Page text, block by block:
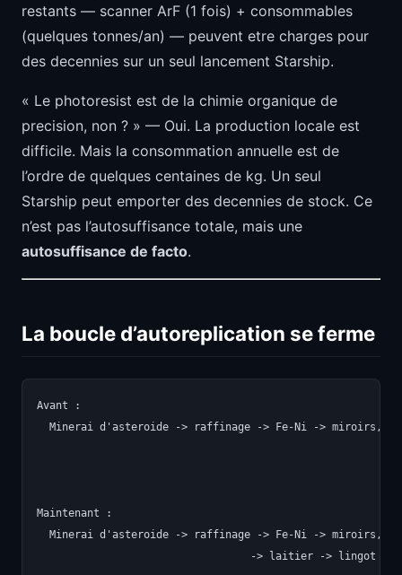
restants — scanner ArF (1 fois) + consommables
(quelques tonnes/an) — peuvent etre charges pour
des decennies sur un seul lancement Starship.
« Le photoresist est de la chimie organique de
precision, non ? » — Oui. La production locale est
difficile. Mais la consommation annuelle est de
l’ordre de quelques centaines de kg. Un seul
Starship peut emporter des decennies de stock. Ce
n’est pas l’autosuffisance totale, mais une
autosuffisance de facto.
La boucle d’autoreplication se ferme
Avant :
Minerai d'asteroide -> raffinage -> Fe-Ni -> miroirs,
Maintenant :
Minerai d'asteroide -> raffinage -> Fe-Ni -> miroirs,
-> laitier -> lingot